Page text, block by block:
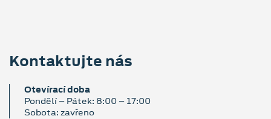
Kontaktujte nás
Otevírací doba
Pondělí – Pátek: 8:00 – 17:00
Sobota: zavřeno